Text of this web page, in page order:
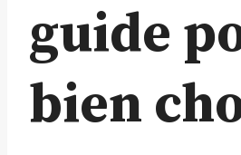
guide
bien